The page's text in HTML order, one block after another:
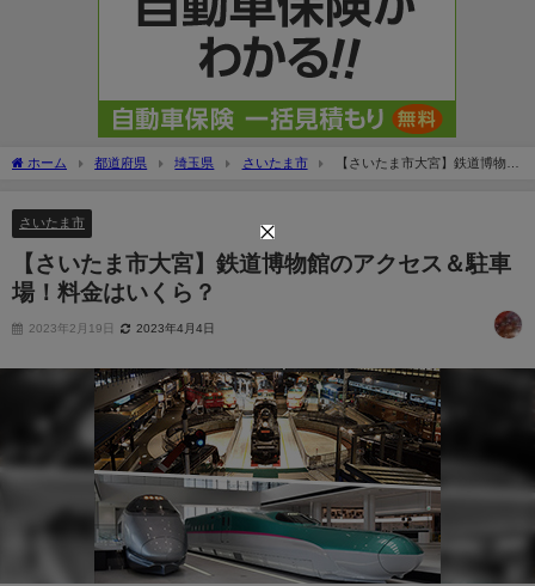
ホーム 都道府県 埼玉県 さいたま市
【さいたま市大宮】鉄道博物館
さいたま市
【さいたま市大宮】鉄道博物館のアクセス＆駐車
場！料金はいくら？
2023年2月19日 2023年4月4日